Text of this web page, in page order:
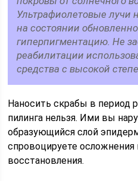
Ультрафиолетовые лучи
на состоянии
гиперпигментацию. Не
реабилитации
средства с высокой
Наносить скрабы в период
пилинга нельзя. Ими вы
образующийся слой
спровоцируете осложнения
восстановления.